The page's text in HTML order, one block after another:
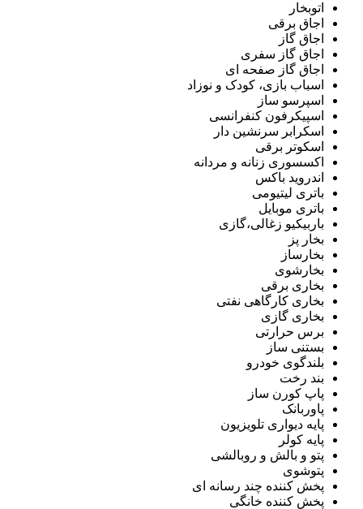
اتوبخار
اجاق برقی
اجاق گاز
اجاق گاز سفری
اجاق گاز صفحه ای
اسباب بازی، کودک و نوزاد
اسپرسو ساز
اسپیکرفون کنفرانسی
اسکرابر سرنشین دار
اسکوتر برقی
اکسسوری زنانه و مردانه
اندروید باکس
باتری لیتیومی
باتری موبایل
باربیکیو زغالی،گازی
بخار پز
بخارساز
بخارشوی
بخاری برقی
بخاری کارگاهی نفتی
بخاری گازی
برس حرارتی
بستنی ساز
بلندگوی خودرو
بند رخت
پاپ کورن ساز
پاوربانک
پایه دیواری تلویزیون
پایه کولر
پتو و بالش و روبالشی
پتوشوی
پخش کننده چند رسانه ای
پخش کننده خانگی